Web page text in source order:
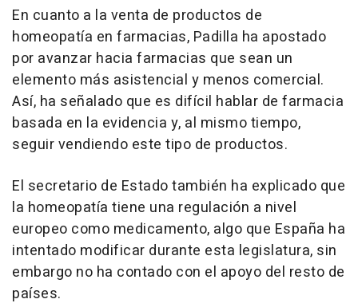
En cuanto a la venta de productos de
homeopatía en farmacias, Padilla ha apostado
por avanzar hacia farmacias que sean un
elemento más asistencial y menos comercial.
Así, ha señalado que es difícil hablar de farmacia
basada en la evidencia y, al mismo tiempo,
seguir vendiendo este tipo de productos.
El secretario de Estado también ha explicado que
la homeopatía tiene una regulación a nivel
europeo como medicamento, algo que España ha
intentado modificar durante esta legislatura, sin
embargo no ha contado con el apoyo del resto de
países.